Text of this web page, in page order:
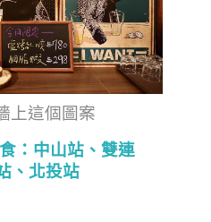
上這個圖案
：中山站、雙連
、北投站